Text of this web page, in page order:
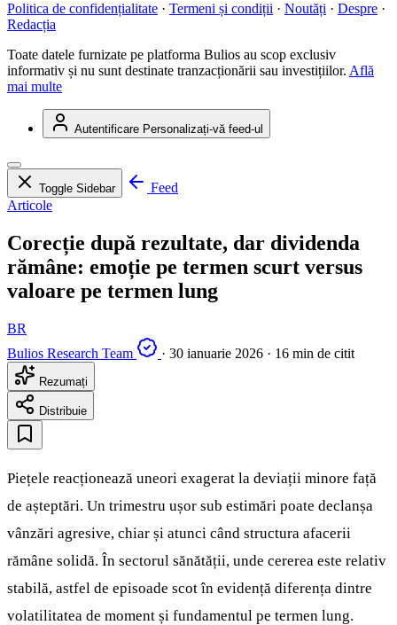
Politica de confidențialitate · Termeni și condiții · Noutăți · Despre ·
Redacția
Toate datele furnizate pe platforma Bulios au scop exclusiv
informativ și nu sunt destinate tranzacționării sau investițiilor. Află
mai multe
Autentificare Personalizați-vă feed-ul
Toggle Sidebar
Feed
Articole
Corecție după rezultate, dar dividenda
rămâne: emoție pe termen scurt versus
valoare pe termen lung
BR
Bulios Research Team
· 30 ianuarie 2026 · 16 min de citit
Rezumați
Distribuie
Piețele reacționează uneori exagerat la deviații minore față
de așteptări. Un trimestru ușor sub estimări poate declanșa
vânzări agresive, chiar și atunci când structura afacerii
rămâne solidă. În sectorul sănătății, unde cererea este relativ
stabilă, astfel de episoade scot în evidență diferența dintre
volatilitatea de moment și fundamentul pe termen lung.